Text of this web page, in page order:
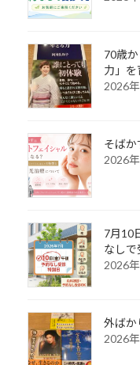
70歳
力」を
2026
そばか
2026
7月10
なしで
2026
外ばか
2026